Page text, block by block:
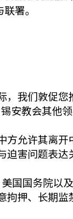
署。
，我们敦促
安教会其他
方允许其离
害问题表达
国国务院
拘押、长期